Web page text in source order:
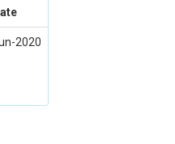
2020